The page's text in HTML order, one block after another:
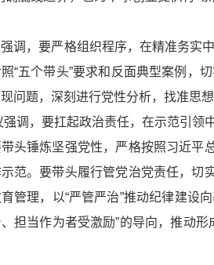
调，要严格组织程序，在精准务实
“五个带头”要求和反面典型案例，
问题，深刻进行党性分析，找准思
强调，要扛起政治责任，在示范引领
头锤炼坚强党性，严格按照习近平
范。要带头履行管党治党责任，切
管理，以“严管严治”推动纪律建设
担当作为者受激励”的导向，推动